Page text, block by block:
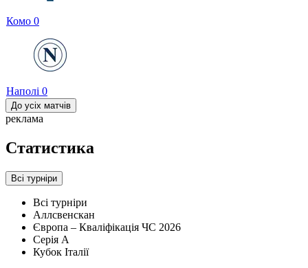
Комо 0
Наполі 0
До усіх матчів
реклама
Статистика
Всі турніри
Всі турніри
Аллсвенскан
Європа – Кваліфікація ЧС 2026
Серія А
Кубок Італії